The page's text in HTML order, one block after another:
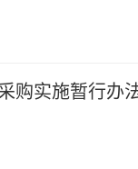
购实施暂行办